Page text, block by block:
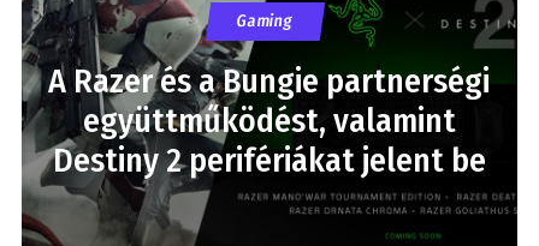
Gaming
A Razer és a Bungie partnerségi
együttműködést, valamint
Destiny 2 perifériákat jelent be